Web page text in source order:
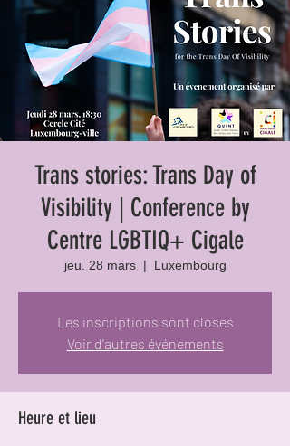
Trans stories: Trans Day of
Visibility | Conference by
Centre LGBTIQ+ Cigale
jeu. 28 mars
  |
Luxembourg
Les inscriptions sont closes
Voir d'autres événements
Heure et lieu